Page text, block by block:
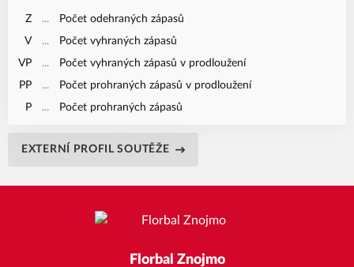
Z ...
Počet odehraných zápasů
V
...
Počet vyhraných zápasů
VP
...
Počet vyhraných zápasů v prodloužení
PP
...
Počet prohraných zápasů v prodloužení
P
... Počet prohraných zápasů
EXTERNÍ PROFIL SOUTĚŽE
Florbal Znojmo